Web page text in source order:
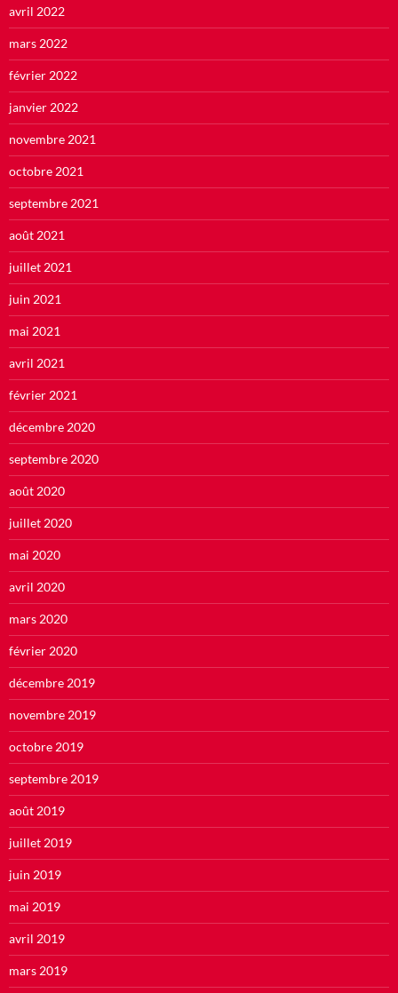
avril 2022
mars 2022
février 2022
janvier 2022
novembre 2021
octobre 2021
septembre 2021
août 2021
juillet 2021
juin 2021
mai 2021
avril 2021
février 2021
décembre 2020
septembre 2020
août 2020
juillet 2020
mai 2020
avril 2020
mars 2020
février 2020
décembre 2019
novembre 2019
octobre 2019
septembre 2019
août 2019
juillet 2019
juin 2019
mai 2019
avril 2019
mars 2019